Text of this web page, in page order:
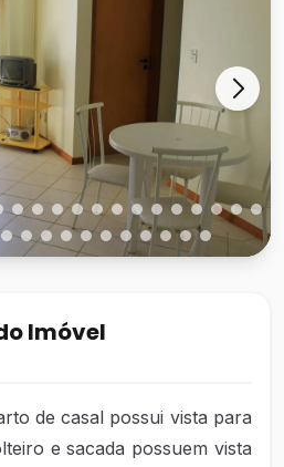
Imóvel
de casal possui vista para
e sacada possuem vista